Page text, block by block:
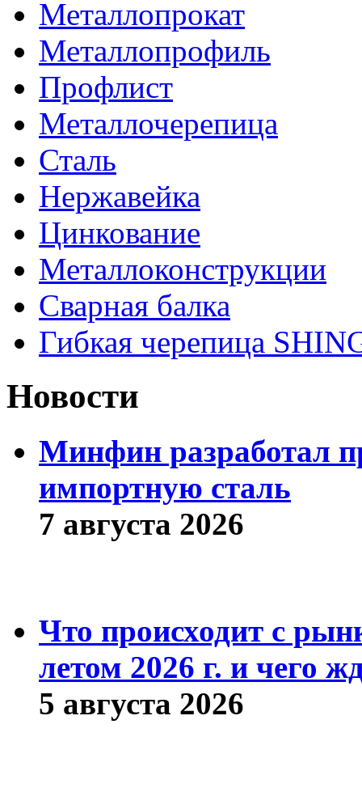
Металлопрокат
Металлопрофиль
Профлист
Металлочерепица
Сталь
Нержавейка
Цинкование
Металлоконструкции
Сварная балка
Гибкая черепица
Новости
Минфин разработал
импортную сталь
7 августа 2026
Что происходит с
летом 2026 г. и чего
5 августа 2026